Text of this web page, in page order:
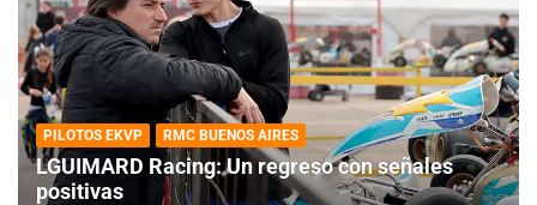
PILOTOS EKVP RMC BUENOS AIRES
LGUIMARD Racing: Un regreso con señales
positivas